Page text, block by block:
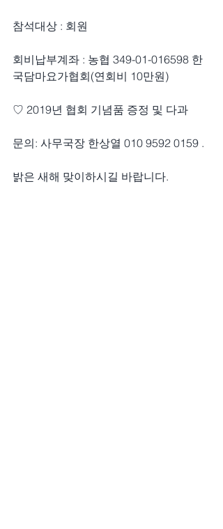
참석대상 : 회원
회비납부계좌 : 농협 349-01-016598 한
국담마요가협회(연회비 10만원)
♡ 2019년 협회 기념품 증정 및 다과
문의: 사무국장 한상열 010 9592 0159 .
밝은 새해 맞이하시길 바랍니다.